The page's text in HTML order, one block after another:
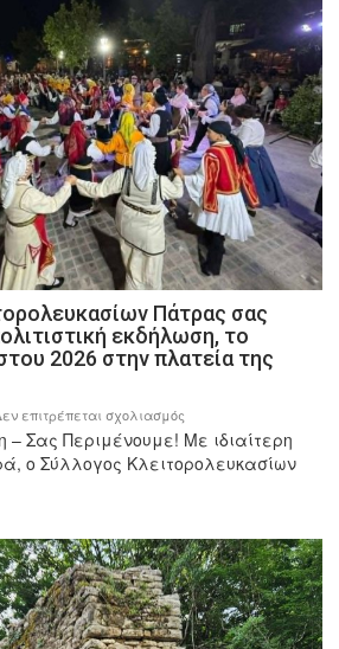
Πάτρας σας
εκδήλωση, το
2026 στην πλατεία της
επιτρέπεται σχολιασμός
Ο
Σύλλογος
σας
προσκαλεί
στην
πολιτιστική
– Σας Περιμένουμε! Με ιδιαίτερη
ο Σύλλογος Κλειτορολευκασίων